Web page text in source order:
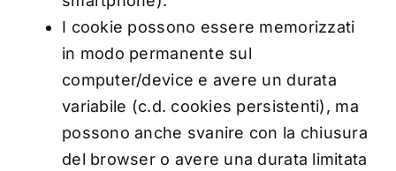
I cookie possono essere memorizzati
in modo permanente sul
computer/device e avere un durata
variabile (c.d. cookies persistenti), ma
possono anche svanire con la chiusura
del browser o avere una durata limitata